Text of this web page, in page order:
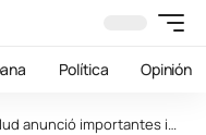
Política Opinión
importantes inversiones en su visita a municipios de Sabana Centro